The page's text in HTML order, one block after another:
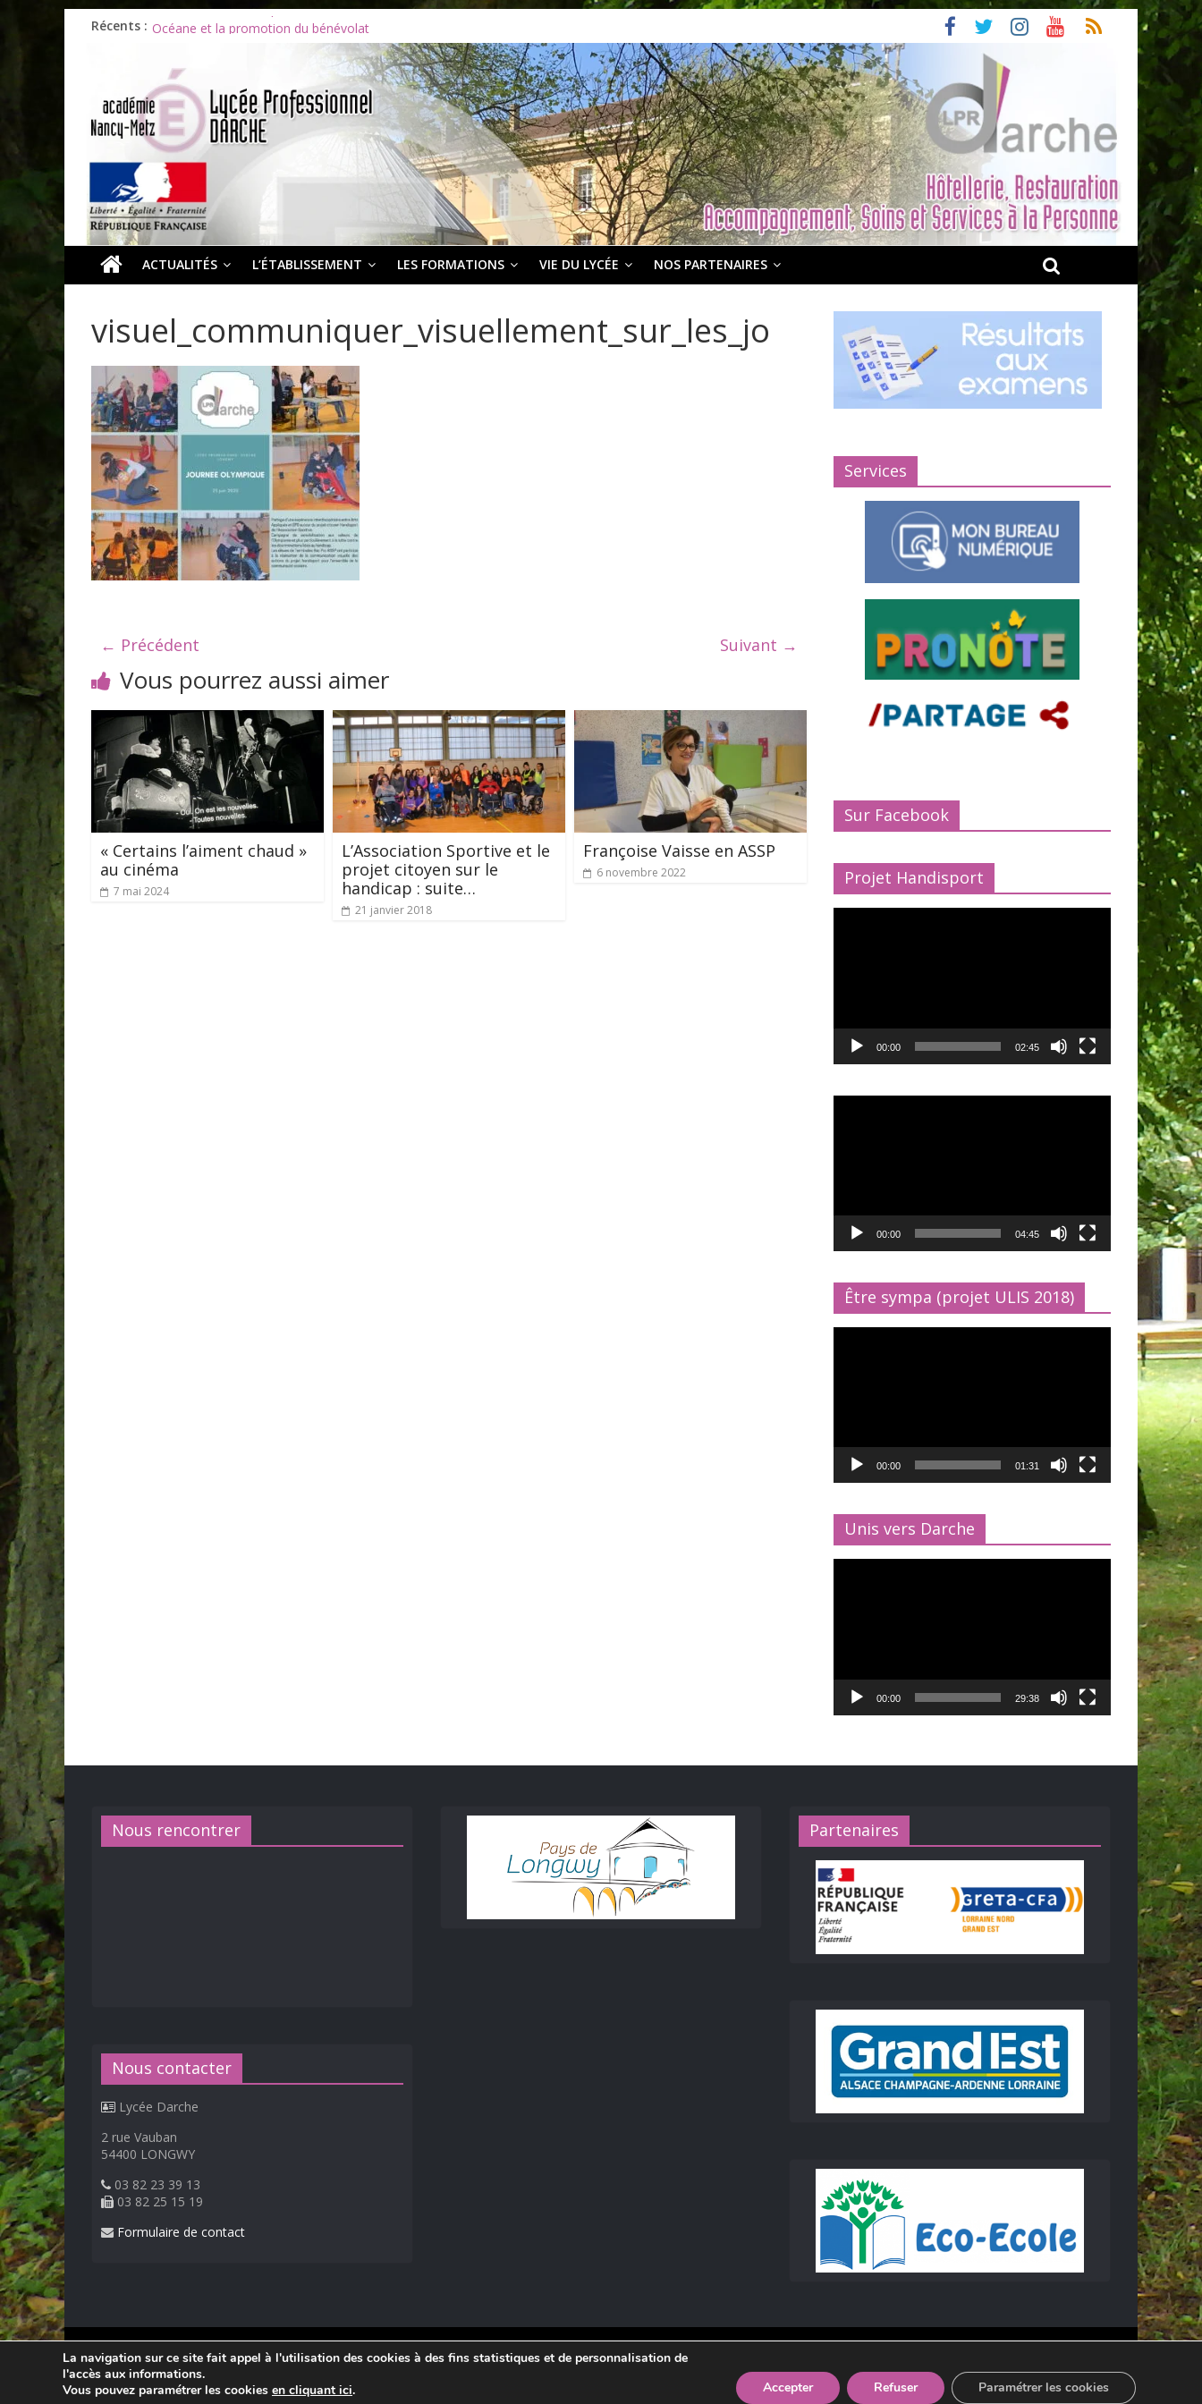
Récents : Les ULiS en haut du podium
Océane et la promotion du bénévolat
Bonnes vacances à tous !
Infos rentrée septembre 2026
Soirée d’adieux au Lycée Darche
ACTUALITÉS L’ÉTABLISSEMENT LES FORMATIONS VIE DU LYCÉE NOS PARTENAIRES
visuel_communiquer_visuellement_sur_les_jo
← Précédent Suivant →
Vous pourrez aussi aimer
« Certains l’aiment chaud »
au cinéma
7 mai 2024
L’Association Sportive et le
projet citoyen sur le
handicap : suite…
21 janvier 2018
Françoise Vaisse en ASSP
6 novembre 2022
Services
Sur Facebook
Projet Handisport
00:00 02:45
00:00 04:45
Être sympa (projet ULIS 2018)
00:00 01:31
Unis vers Darche
00:00 29:38
Nous rencontrer
Nous contacter
Lycée Darche
2 rue Vauban
54400 LONGWY
03 82 23 39 13
03 82 25 15 19
Formulaire de contact
Partenaires
© 2026Lycée Professionnel Darche, Longwy.
Réalisation Frédéric AMELLA. Consultez les
La navigation sur ce site fait appel à l'utilisation des cookies à des fins statistiques et de personnalisation de
l'accès aux informations.
Vous pouvez paramétrer les cookies en cliquant ici. Accepter Refuser Paramétrer les cookies